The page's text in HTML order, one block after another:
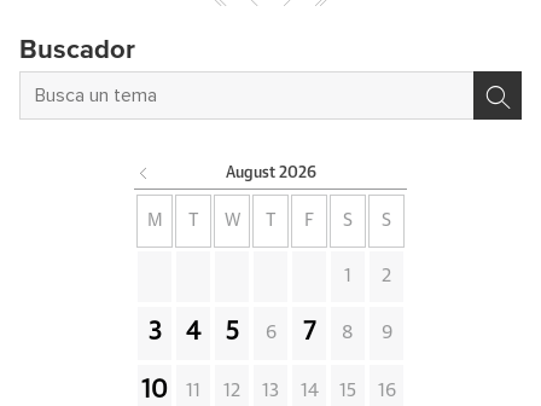
Buscador
August 2026
M W F S S
1 2
3 4 5 6 7 8 9
10 11 12 13 14 15 16